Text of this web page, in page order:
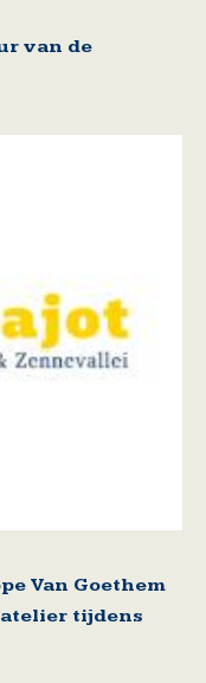
van de
Van Goethem
tijdens